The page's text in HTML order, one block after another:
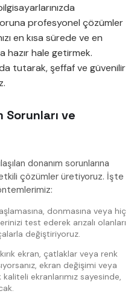
profesyonel çözümler
en kısa sürede ve en
hazır hale getirmek.
tutarak, şeffaf ve güvenilir
Sorunları ve
donanım sorunlarına
çözümler üretiyoruz. İşte
donmasına veya hiç
test ederek arızalı olanları
değiştiriyoruz.
ekran, çatlaklar veya renk
ekran değişimi veya
ekranlarımız sayesinde,